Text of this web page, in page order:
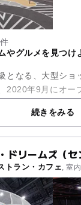
やグルメを見つけ
となる、大型ショ
年9月にオープンし
ど、バラエティ番
続きをみる
ドリームズ（セ
トラン・カフェ , 室